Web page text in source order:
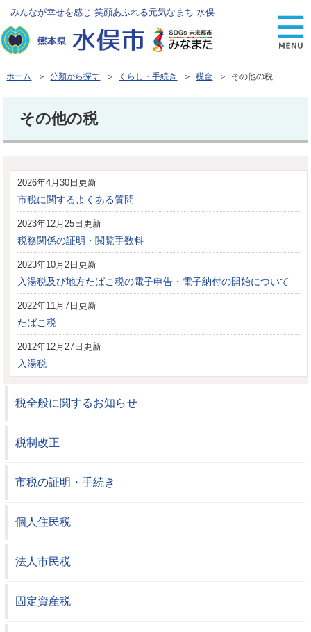
みんなが幸せを感じ 笑顔あふれる元気なまち 水俣
ホーム ＞分類から探す ＞ くらし・手続き ＞税金 ＞ その他の税
その他の税
2026年4月30日更新
市税に関するよくある質問
2023年12月25日更新
税務関係の証明・閲覧手数料
2023年10月2日更新
入湯税及び地方たばこ税の電子申告・電子納付の開始について
2022年11月7日更新
たばこ税
2012年12月27日更新
入湯税
税全般に関するお知らせ
税制改正
市税の証明・手続き
個人住民税
法人市民税
固定資産税